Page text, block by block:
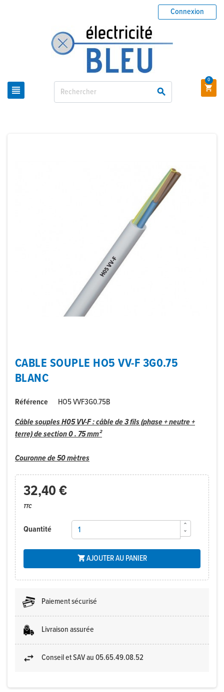
 
Connexion

0
CABLE SOUPLE HO5 VV-F 3G0.75
BLANC
Référence
HO5 VVF3G0.75B
Câble souples H05 VV-F : câble de 3 fils (phase + neutre +
terre) de section 0 . 75 mm²
Couronne de 50 mètres
32,40 €
TTC
Quantité
AJOUTER AU PANIER
Paiement sécurisé
Livraison assurée
Conseil et SAV au 05.65.49.08.52